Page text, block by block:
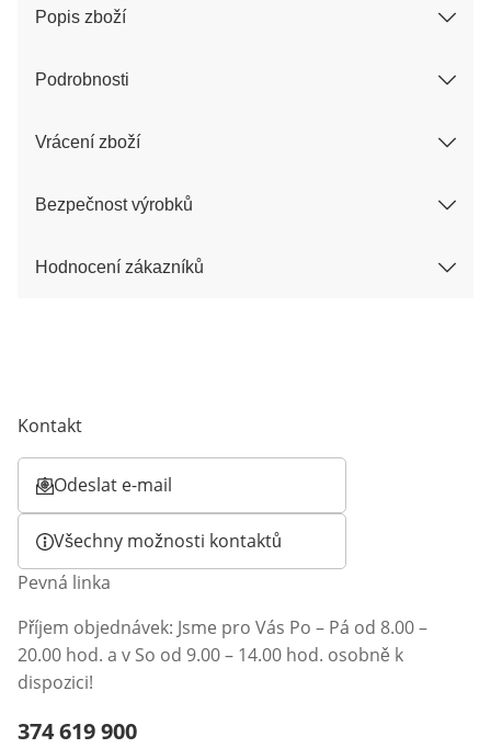
Popis zboží
Podrobnosti
Vrácení zboží
Bezpečnost výrobků
Hodnocení zákazníků
Kontakt
Odeslat e-mail
Otevírá e-mailového klienta
Všechny možnosti kontaktů
Pevná linka
Příjem objednávek: Jsme pro Vás Po – Pá od 8.00 –
20.00 hod. a v So od 9.00 – 14.00 hod. osobně k
dispozici!
Telefonní číslo:
374 619 900